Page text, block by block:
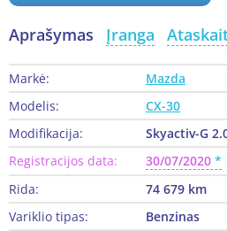
Aprašymas Įranga
Markė:
Mazda
Modelis:
CX-30
Modifikacija:
Skyactiv-G
Registracijos data:
30/07/2020
Rida:
74 679 km
Variklio tipas:
Benzinas